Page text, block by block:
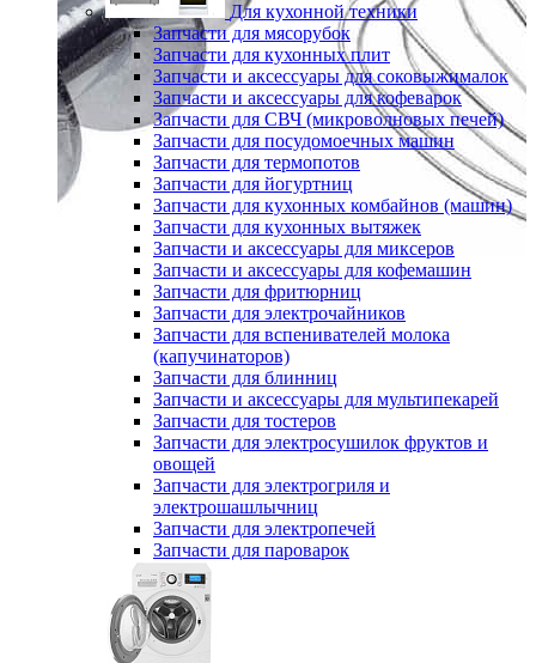
Для кухонной техники
Запчасти для мясорубок
Запчасти для кухонных плит
Запчасти и аксессуары для соковыжималок
Запчасти и аксессуары для кофеварок
Запчасти для СВЧ (микроволновых печей)
Запчасти для посудомоечных машин
Запчасти для термопотов
Запчасти для йогуртниц
Запчасти для кухонных комбайнов (машин)
Запчасти для кухонных вытяжек
Запчасти и аксессуары для миксеров
Запчасти и аксессуары для кофемашин
Запчасти для фритюрниц
Запчасти для электрочайников
Запчасти для вспенивателей молока
(капучинаторов)
Запчасти для блинниц
Запчасти и аксессуары для мультипекарей
Запчасти для тостеров
Запчасти для электросушилок фруктов и
овощей
Запчасти для электрогриля и
электрошашлычниц
Запчасти для электропечей
Запчасти для пароварок